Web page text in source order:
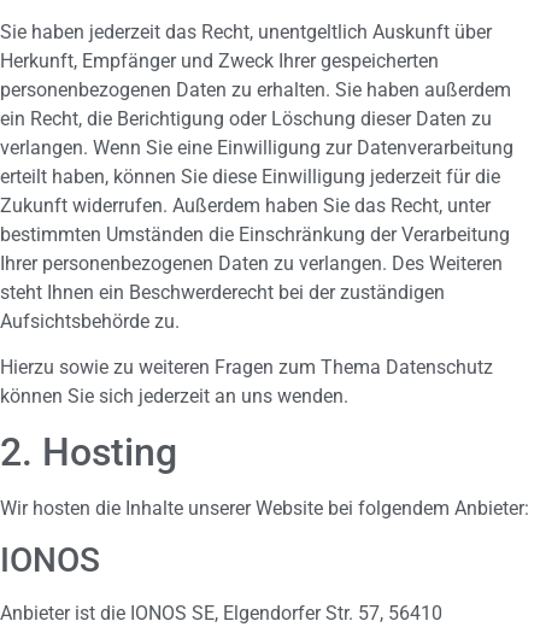
Sie haben jederzeit das Recht, unentgeltlich Auskunft über
Herkunft, Empfänger und Zweck Ihrer gespeicherten
personenbezogenen Daten zu erhalten. Sie haben außerdem
ein Recht, die Berichtigung oder Löschung dieser Daten zu
verlangen. Wenn Sie eine Einwilligung zur Datenverarbeitung
erteilt haben, können Sie diese Einwilligung jederzeit für die
Zukunft widerrufen. Außerdem haben Sie das Recht, unter
bestimmten Umständen die Einschränkung der Verarbeitung
Ihrer personenbezogenen Daten zu verlangen. Des Weiteren
steht Ihnen ein Beschwerderecht bei der zuständigen
Aufsichtsbehörde zu.
Hierzu sowie zu weiteren Fragen zum Thema Datenschutz
können Sie sich jederzeit an uns wenden.
2. Hosting
Wir hosten die Inhalte unserer Website bei folgendem Anbieter:
IONOS
Anbieter ist die IONOS SE, Elgendorfer Str. 57, 56410